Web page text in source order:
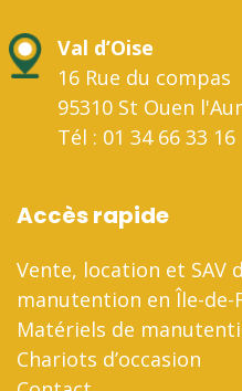
Val d’Oise
16 Rue du compas
95310 St Ouen
Tél : 01 34 66 33 16
Accès rapide
Vente, location et SAV
manutention en Île-de-
Matériels de
Chariots d’occasion